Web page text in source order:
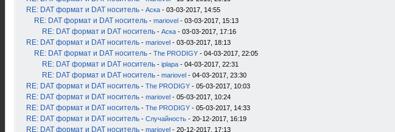
RE: DAT формат и DAT носитель - Аска - 03-03-2017, 14:55
RE: DAT формат и DAT носитель - mariovel - 03-03-2017, 15:13
RE: DAT формат и DAT носитель - Аска - 03-03-2017, 17:16
RE: DAT формат и DAT носитель - mariovel - 03-03-2017, 18:13
RE: DAT формат и DAT носитель - The PRODIGY - 04-03-2017, 22:05
RE: DAT формат и DAT носитель - iplapa - 04-03-2017, 22:31
RE: DAT формат и DAT носитель - mariovel - 04-03-2017, 23:30
RE: DAT формат и DAT носитель - The PRODIGY - 05-03-2017, 10:03
RE: DAT формат и DAT носитель - mariovel - 05-03-2017, 10:24
RE: DAT формат и DAT носитель - The PRODIGY - 05-03-2017, 14:33
RE: DAT формат и DAT носитель - Случайность - 20-12-2017, 16:19
RE: DAT формат и DAT носитель - mariovel - 20-12-2017, 17:13